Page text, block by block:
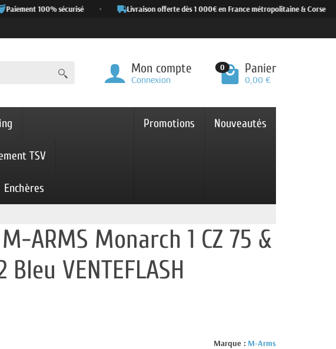
100% sécurisé Livraison offerte dès 1 000€ en France métropolitaine & Corse
Mon compte
Connexion
0 Panier
0,00 €
TSV
Enchères
Promotions Nouveautés
ARMS Monarch 1 CZ 75 &
Bleu VENTEFLASH
Marque : M-Arms